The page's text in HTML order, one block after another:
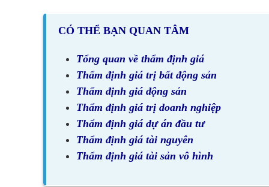
CÓ THỂ BẠN QUAN TÂM
Tổng quan về thẩm định giá
Thẩm định giá trị bất động sản
Thẩm định giá động sản
Thẩm định giá trị doanh nghiệp
Thẩm định giá dự án đầu tư
Thẩm định giá tài nguyên
Thẩm định giá tài sản vô hình